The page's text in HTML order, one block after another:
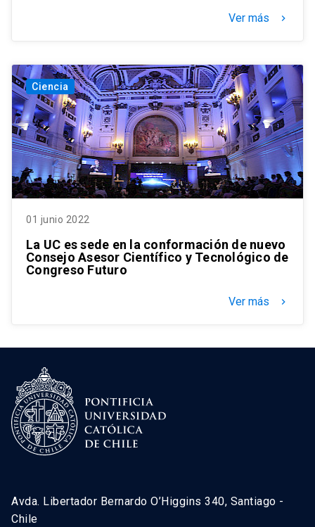
Ver más keyboard_arrow_right
Ciencia
01 junio 2022
La UC es sede en la conformación de nuevo
Consejo Asesor Científico y Tecnológico de
Congreso Futuro
Ver más keyboard_arrow_right
Avda. Libertador Bernardo O’Higgins 340, Santiago -
Chile